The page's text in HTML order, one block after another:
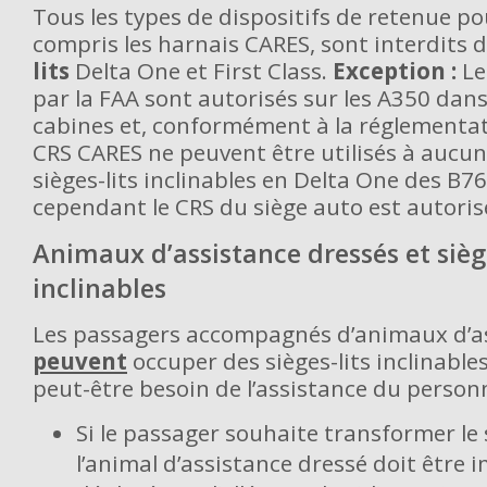
Tous les types de dispositifs de retenue
compris les harnais CARES, sont interdits
lits Delta One et First Class. Exception :
par la FAA sont autorisés sur les A350
cabines et, conformément à la
CRS CARES ne peuvent être utilisés à
sièges-lits inclinables en Delta One des
cependant le CRS du siège auto est
Animaux d’assistance dressés et
inclinables
Les passagers accompagnés d’animaux
peuvent occuper des sièges-lits
peut-être besoin de l’assistance du
Si le passager souhaite transformer le
l’animal d’assistance dressé doit être